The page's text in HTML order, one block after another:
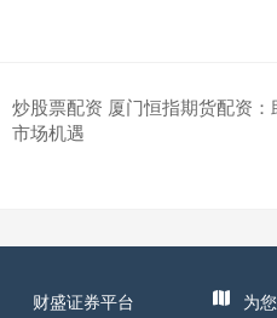
炒股票配资 厦门恒指期货配资
市场机遇
财盛证券平台 为